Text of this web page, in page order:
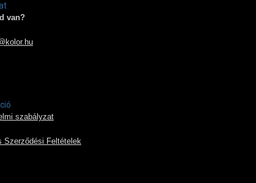
van?
szabályzat
Szerződési Feltételek